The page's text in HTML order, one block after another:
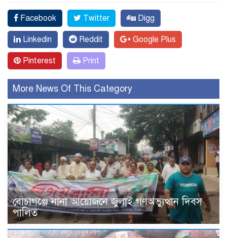
Facebook Twitter Digg
Linkedin Reddit Google Plus
Pinterest Print
More News Of This Category
বোচাগঞ্জে নানা আয়োজনে জুলাই গণঅভ্যুত্থান দিবস
পালিত